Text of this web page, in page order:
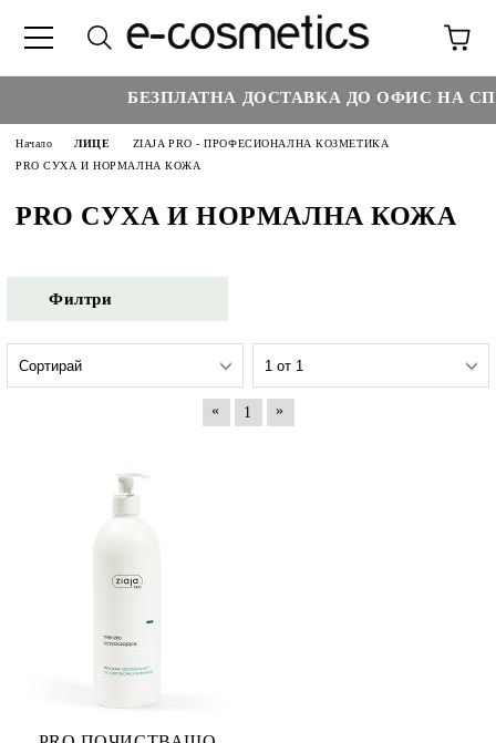
БЕЗПЛАТНА ДОСТАВКА ДО ОФИС НА
Начало ЛИЦЕ
ZIAJA PRO - ПРОФЕСИОНАЛНА КОЗМЕТИКА
PRO СУХА И НОРМАЛНА КОЖА
PRO СУХА И НОРМАЛНА КОЖА
Филтри
« 1 »